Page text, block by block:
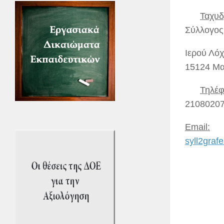
Ιερού
15124
Email: